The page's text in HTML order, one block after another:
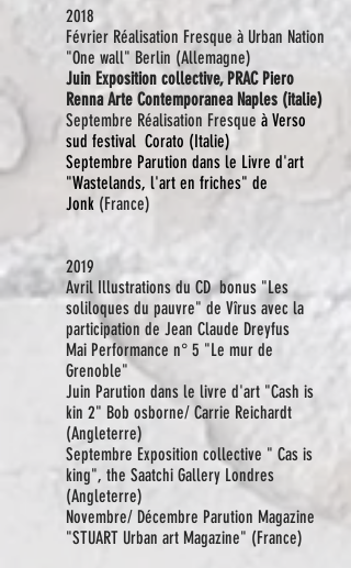
2018
Février Réalisation Fresque à Urban Nation
"One wall" Berlin (Allemagne)
Juin Exposition collective, PRAC Piero
Renna Arte Contemporanea Naples (italie)
Septembre Réalisation Fresque à Verso
sud festival Corato (Italie)
Septembre Parution dans le Livre d'art
"Wastelands, l'art en friches" de
Jonk (France)
2019
Avril Illustrations du CD bonus "Les
soliloques du pauvre" de Vîrus avec la
participation de Jean Claude Dreyfus
Mai Performance n° 5 "Le mur de
Grenoble"
Juin Parution dans le livre d'art "Cash is
kin 2" Bob osborne/ Carrie Reichardt
(Angleterre)
Septembre Exposition collective " Cas is
king", the Saatchi Gallery Londres
(Angleterre)
Novembre/ Décembre Parution Magazine
"STUART Urban art Magazine" (France)